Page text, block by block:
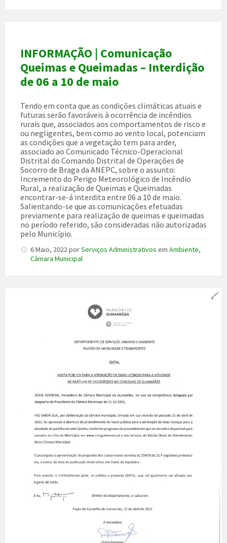
INFORMAÇÃO | Comunicação
Queimas e Queimadas – Interdição
de 06 a 10 de maio
Tendo em conta que as condições climáticas atuais e
futuras serão favoráveis à ocorrência de incêndios
rurais que, associados aos comportamentos de risco e
ou negligentes, bem como ao vento local, potenciam
as condições que a vegetação tem para arder,
associado ao Comunicado Técnico-Operacional
Distrital do Comando Distrital de Operações de
Socorro de Braga da ANEPC, sobre o assunto:
Incremento do Perigo Meteorológico de Incêndio
Rural, a realização de Queimas e Queimadas
encontrar-se-á interdita entre 06 a 10 de maio.
Salientando-se que as comunicações efetuadas
previamente para realização de queimas e queimadas
no período referido, são consideradas não autorizadas
pelo Município.
6 Maio, 2022porServiços Administrativos em Ambiente,
Câmara Municipal